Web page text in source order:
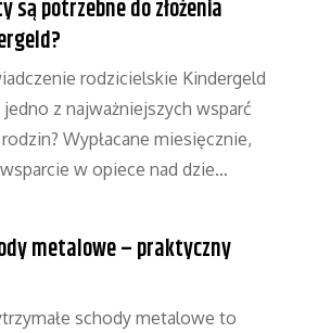
są potrzebne do złożenia
rodzicielskie Kindergeld
z najważniejszych wsparć
Wypłacane miesięcznie,
w opiece nad dzie…
metalowe – praktyczny
schody metalowe to